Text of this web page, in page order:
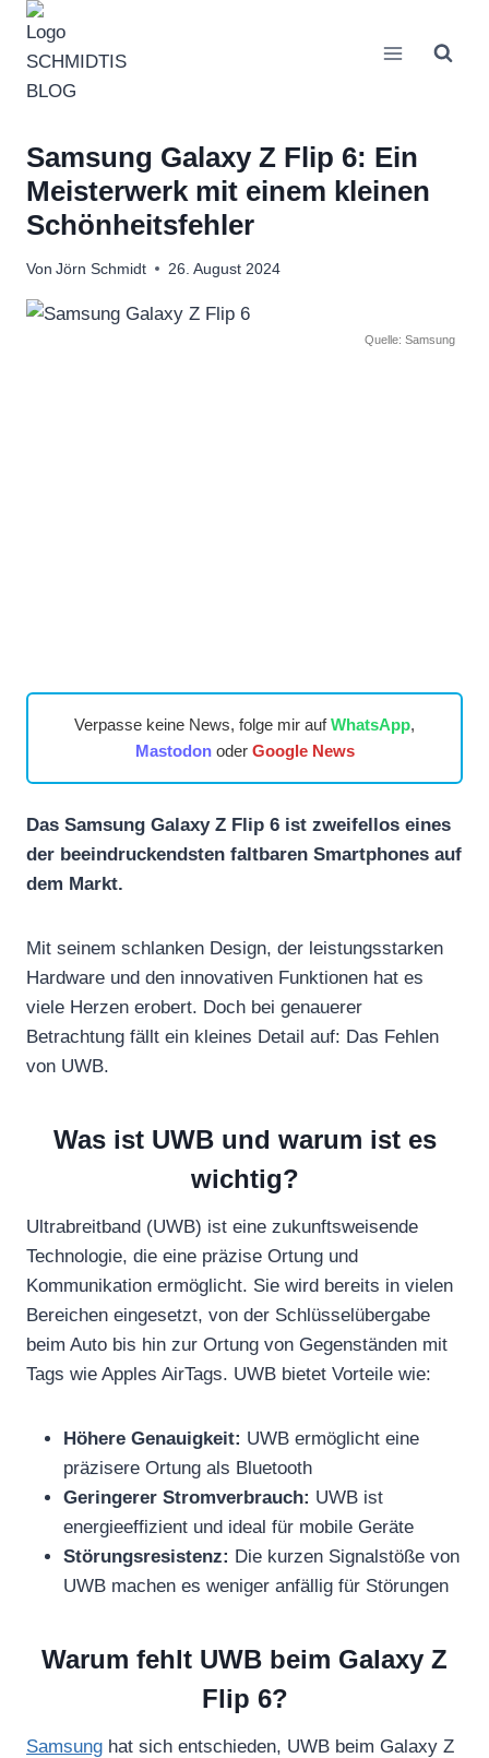
Zum
Inhalt
springen
Samsung Galaxy Z Flip 6: Ein
Meisterwerk mit einem kleinen
Schönheitsfehler
Von Jörn Schmidt 26. August 2024
Quelle: Samsung
Verpasse keine News, folge mir aufWhatsApp,
Mastodonoder Google News
Das Samsung Galaxy Z Flip 6 ist zweifellos eines
der beeindruckendsten faltbaren Smartphones auf
dem Markt.
Mit seinem schlanken Design, der leistungsstarken
Hardware und den innovativen Funktionen hat es
viele Herzen erobert. Doch bei genauerer
Betrachtung fällt ein kleines Detail auf: Das Fehlen
von UWB.
Was ist UWB und warum ist es
wichtig?
Ultrabreitband (UWB) ist eine zukunftsweisende
Technologie, die eine präzise Ortung und
Kommunikation ermöglicht. Sie wird bereits in vielen
Bereichen eingesetzt, von der Schlüsselübergabe
beim Auto bis hin zur Ortung von Gegenständen mit
Tags wie Apples AirTags. UWB bietet Vorteile wie:
Höhere Genauigkeit: UWB ermöglicht eine
präzisere Ortung als Bluetooth
Geringerer Stromverbrauch: UWB ist
energieeffizient und ideal für mobile Geräte
Störungsresistenz: Die kurzen Signalstöße von
UWB machen es weniger anfällig für Störungen
Warum fehlt UWB beim Galaxy Z
Flip 6?
Samsung hat sich entschieden, UWB beim Galaxy Z